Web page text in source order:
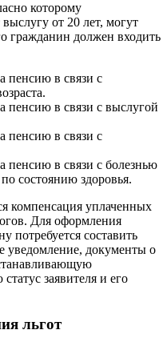
которому
от 20 лет, могут
гражданин должен входить
пенсию в связи с
в связи с выслугой
пенсию в связи с
в связи с болезнью
состоянию здоровья.
компенсация уплаченных
Для оформления
потребуется составить
уведомление, документы о
заявителя и его
льгот